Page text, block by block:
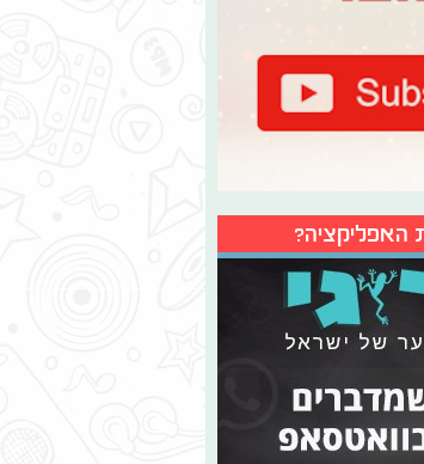
האפליקציה?